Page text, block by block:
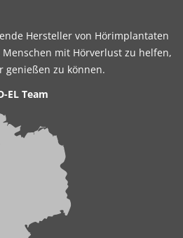
Hersteller von Hörimplantaten
mit Hörverlust zu helfen,
genießen zu können.
EL Team